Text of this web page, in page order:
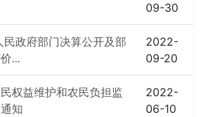
09-30
政府部门决算公开及部
...
2022-
09-20
权益维护和农民负担监
知
2022-
06-10